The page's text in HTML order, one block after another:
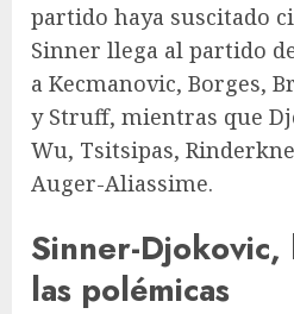
partido haya suscitado
Sinner llega al partido
a Kecmanovic, Borges,
y Struff, mientras que
Wu, Tsitsipas,
Auger-Aliassime.
Sinner-Djokovic,
las polémicas